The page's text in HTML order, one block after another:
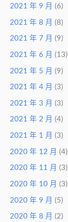
2021 年 9 月 (6)
2021 年 8 月 (8)
2021 年 7 月 (9)
2021 年 6 月 (13)
2021 年 5 月 (9)
2021 年 4 月 (3)
2021 年 3 月 (3)
2021 年 2 月 (4)
2021 年 1 月 (3)
2020 年 12 月 (4)
2020 年 11 月 (3)
2020 年 10 月 (3)
2020 年 9 月 (5)
2020 年 8 月 (2)